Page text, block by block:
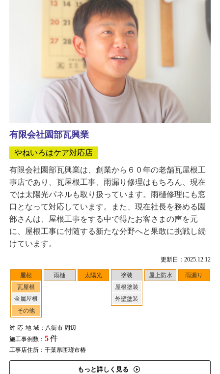
更新日：2025.12.12
屋根
瓦屋根
金属屋根
その他
雨樋 太陽光
塗装
屋根塗装
外壁塗装
屋上防水 雨漏り
対応地域：八街市 周辺
施工事例数： 5件
工事店住所：千葉県匝瑳市椿
もっと詳しく見る
有限会社園部瓦興業
やねいろはケア対応店
有限会社園部瓦興業は、創業から６０年の老舗瓦屋根工
事店であり、瓦屋根工事、雨漏り修理はもちろん、現在
では太陽光パネルも取り扱っています。雨樋修理にも窓
口となって対応しています。また、現在社長を務める園
部さんは、屋根工事をする中で得たお客さまの声を元
に、屋根工事に付随する新たな分野へと果敢に挑戦し続
けています。